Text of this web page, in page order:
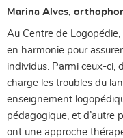
Marina Alves,
Au Centre de
en harmonie pour
individus. Parmi ceux-ci,
charge les troubles du
enseignement
pédagogique, et d’autre
ont une approche